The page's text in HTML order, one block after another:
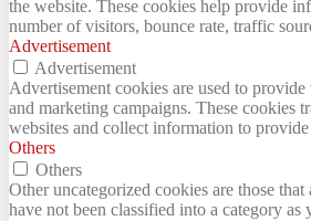
the website. These cookies help provide
number of visitors, bounce rate, traffic
Advertisement
Advertisement
Advertisement cookies are used to
and marketing campaigns. These cookies
websites and collect information to provide
Others
Others
Other uncategorized cookies are those that
have not been classified into a category as